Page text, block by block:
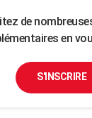
de
en
S'INSCRIRE